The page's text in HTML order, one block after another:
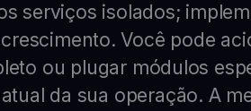
serviços isolados;
Você pode
ou plugar módulos
da sua operação. A